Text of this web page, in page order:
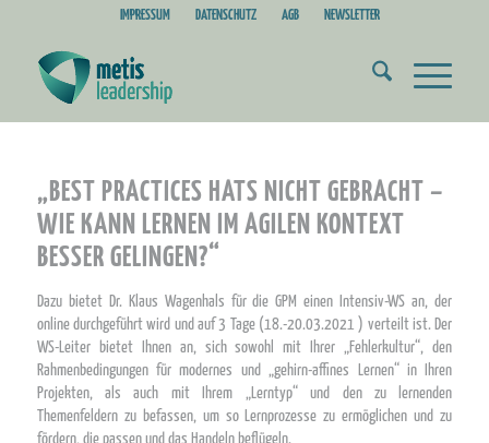
IMPRESSUM DATENSCHUTZ AGB NEWSLETTER
„BEST PRACTICES HATS NICHT GEBRACHT –
WIE KANN LERNEN IM AGILEN KONTEXT
BESSER GELINGEN?“
Dazu bietet Dr. Klaus Wagenhals für die GPM einen Intensiv-WS an, der
online durchgeführt wird und auf 3 Tage (18.-20.03.2021 ) verteilt ist. Der
WS-Leiter bietet Ihnen an, sich sowohl mit Ihrer „Fehlerkultur“, den
Rahmenbedingungen für modernes und „gehirn-affines Lernen“ in Ihren
Projekten, als auch mit Ihrem „Lerntyp“ und den zu lernenden
Themenfeldern zu befassen, um so Lernprozesse zu ermöglichen und zu
fördern, die passen und das Handeln beflügeln.